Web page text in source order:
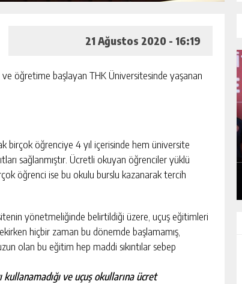
21 Ağustos 2020 - 16:19
öğretime başlayan THK Üniversitesinde yaşanan
birçok öğrenciye 4 yıl içerisinde hem üniversite
sağlanmıştır. Ücretli okuyan öğrenciler yüklü
öğrenci ise bu okulu burslu kazanarak tercih
yönetmeliğinde belirtildiği üzere, uçuş eğitimleri
hiçbir zaman bu dönemde başlamamış,
olan bu eğitim hep maddi sıkıntılar sebep
ve uçuş okullarına ücret
GÜNLÜK HABER AKIŞI
“İTFAIYECILIK YALNIZCA BIR
DEĞIL, CESARETIN, FEDAKARLIĞIN
INSAN SEVGISININ EN GÜÇLÜ
TEMSILIDIR.”